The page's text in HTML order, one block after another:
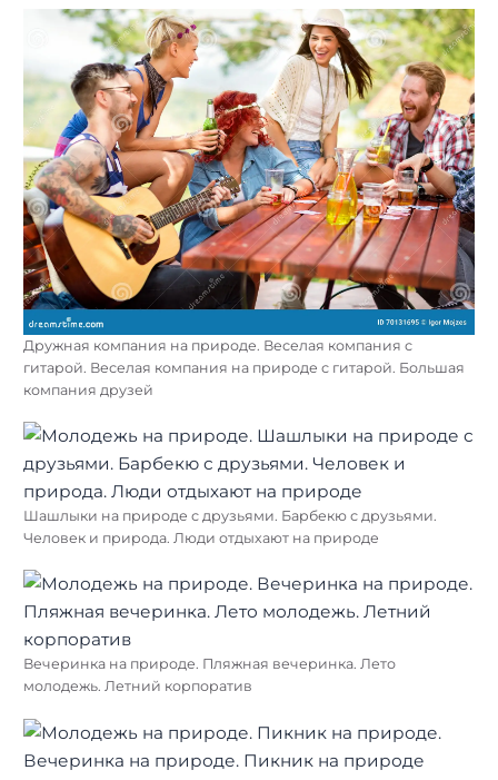
Дружная компания на природе. Веселая компания с
гитарой. Веселая компания на природе с гитарой. Большая
компания друзей
Шашлыки на природе с друзьями. Барбекю с друзьями.
Человек и природа. Люди отдыхают на природе
Вечеринка на природе. Пляжная вечеринка. Лето
молодежь. Летний корпоратив